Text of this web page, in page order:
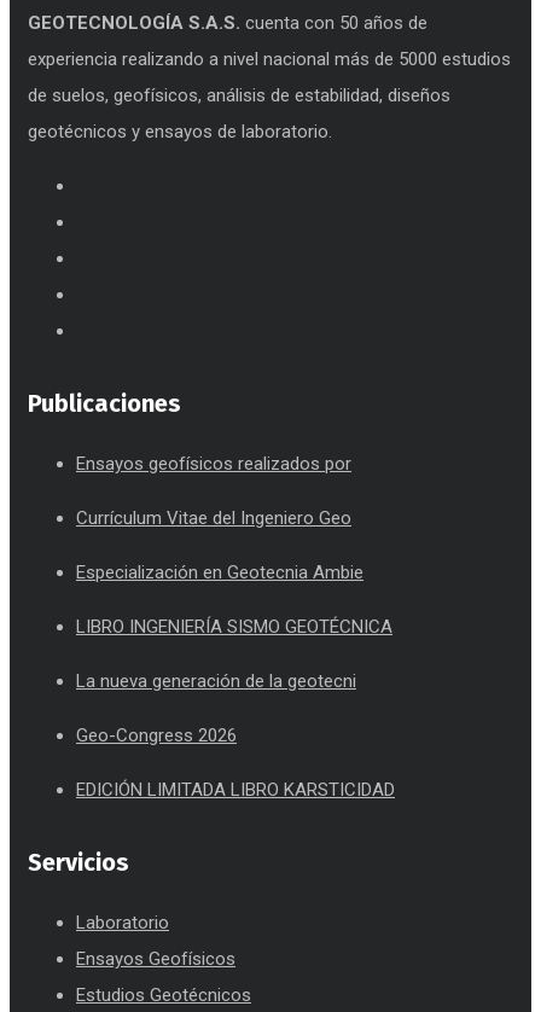
GEOTECNOLOGÍA S.A.S. cuenta con 50 años de
experiencia realizando a nivel nacional más de 5000 estudios
de suelos, geofísicos, análisis de estabilidad, diseños
geotécnicos y ensayos de laboratorio.
Publicaciones
Ensayos geofísicos realizados por
Currículum Vitae del Ingeniero Geo
Especialización en Geotecnia Ambie
LIBRO INGENIERÍA SISMO GEOTÉCNICA
La nueva generación de la geotecni
Geo-Congress 2026
EDICIÓN LIMITADA LIBRO KARSTICIDAD
Servicios
Laboratorio
Ensayos Geofísicos
Estudios Geotécnicos